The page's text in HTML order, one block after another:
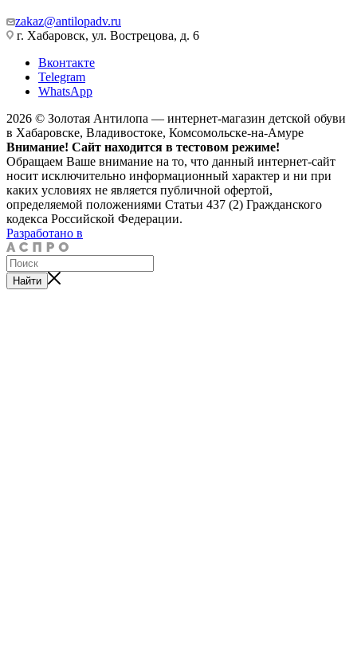
zakaz@antilopadv.ru
г. Хабаровск, ул. Вострецова, д. 6
Вконтакте
Telegram
WhatsApp
2026 © Золотая Антилопа — интернет-магазин детской обуви
в Хабаровске, Владивостоке, Комсомольске-на-Амуре
Внимание! Сайт находится в тестовом режиме!
Обращаем Ваше внимание на то, что данный интернет-сайт
носит исключительно информационный характер и ни при
каких условиях не является публичной офертой,
определяемой положениями Статьи 437 (2) Гражданского
кодекса Российской Федерации.
Разработано в
Найти